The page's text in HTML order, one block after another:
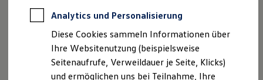
Professional Class bei Volkswagen
Behörden
Direktkunden
Sonderfahrzeuge
Anpfiff zum Gewinn
Elektromobilität
Impressum Autohaus Seitz GmbH
Angaben gemäß § 5 TMG:
Autohaus Seitz GmbH
Analytics und Personalisierung
Diese Cookies sammeln Informationen über
Ihre Websitenutzung (beispielsweise
Seitenaufrufe, Verweildauer je Seite, Klicks)
und ermöglichen uns bei Teilnahme, Ihre